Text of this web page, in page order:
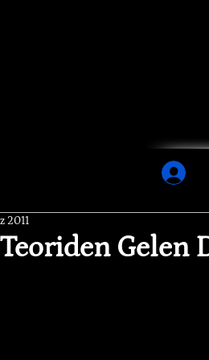
Gelen
2011